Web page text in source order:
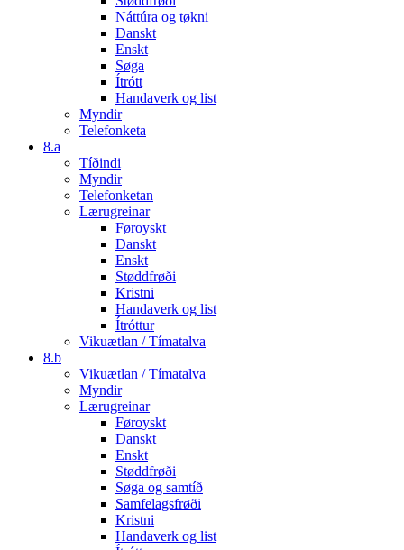
Náttúra og tøkni
Danskt
Enskt
Søga
Ítrótt
Handaverk og list
Myndir
Telefonketa
8.a
Tíðindi
Myndir
Telefonketan
Lærugreinar
Føroyskt
Danskt
Enskt
Støddfrøði
Kristni
Handaverk og list
Ítróttur
Vikuætlan / Tímatalva
8.b
Vikuætlan / Tímatalva
Myndir
Lærugreinar
Føroyskt
Danskt
Enskt
Støddfrøði
Søga og samtíð
Samfelagsfrøði
Kristni
Handaverk og list